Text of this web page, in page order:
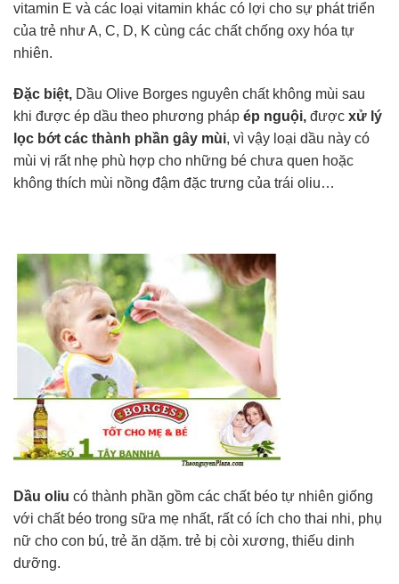
vitamin E và các loại vitamin khác có lợi cho sự phát triển
của trẻ như A, C, D, K cùng các chất chống oxy hóa tự
nhiên.
Đặc biệt, Dầu Olive Borges nguyên chất không mùi sau
khi được ép dầu theo phương pháp ép nguội, được xử lý
lọc bớt các thành phần gây mùi, vì vậy loại dầu này có
mùi vị rất nhẹ phù hợp cho những bé chưa quen hoặc
không thích mùi nồng đậm đặc trưng của trái oliu…
Dầu oliu có thành phần gồm các chất béo tự nhiên giống
với chất béo trong sữa mẹ nhất, rất có ích cho thai nhi, phụ
nữ cho con bú, trẻ ăn dặm. trẻ bị còi xương, thiếu dinh
dưỡng.